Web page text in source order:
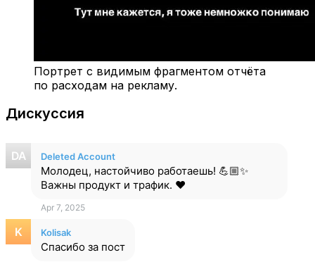
Портрет с видимым фрагментом отчёта
по расходам на рекламу.
Дискуссия
Deleted Account
Молодец, настойчиво работаешь! 💪🏼✨
Важны продукт и трафик. ❤️
Apr 7, 2025
Kolisak
Спасибо за пост